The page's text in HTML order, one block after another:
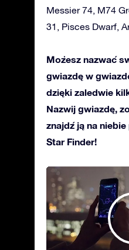
Messier 74, M74
31, Pisces Dwarf,
Możesz nazwać
gwiazdę w
dzięki zaledwie
Nazwij gwiazdę,
znajdź ją na
Star Finder!